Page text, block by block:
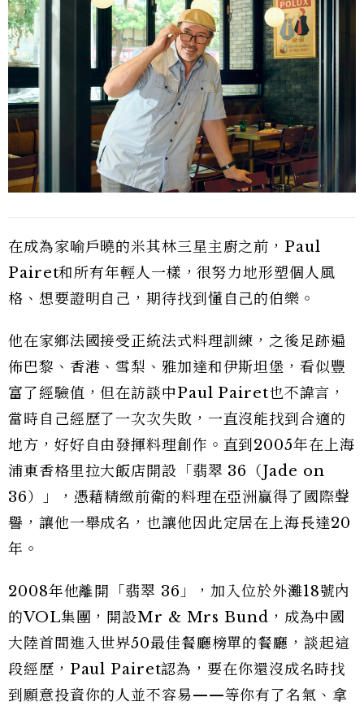
在成為家喻戶曉的米其林三星主廚之前，Paul
Pairet和所有年輕人一樣，很努力地形塑個人風
格、想要證明自己，期待找到懂自己的伯樂。
他在家鄉法國接受正統法式料理訓練，之後足跡遍
佈巴黎、香港、雪梨、雅加達和伊斯坦堡，看似豐
富了經驗值，但在訪談中Paul Pairet也不諱言，
當時自己經歷了一次次失敗，一直沒能找到合適的
地方，好好自由發揮料理創作。直到2005年在上海
浦東香格里拉大飯店開設「翡翠 36（Jade on
36）」，憑藉精緻前衛的料理在亞洲贏得了國際聲
譽，讓他一舉成名，也讓他因此定居在上海長達20
年。
2008年他離開「翡翠 36」，加入位於外灘18號內
的VOL集團，開設Mr & Mrs Bund，成為中國
大陸首間進入世界50最佳餐廳榜單的餐廳，談起這
段經歷，Paul Pairet認為，要在你還沒成名時找
到願意投資你的人並不容易——等你有了名氣、拿